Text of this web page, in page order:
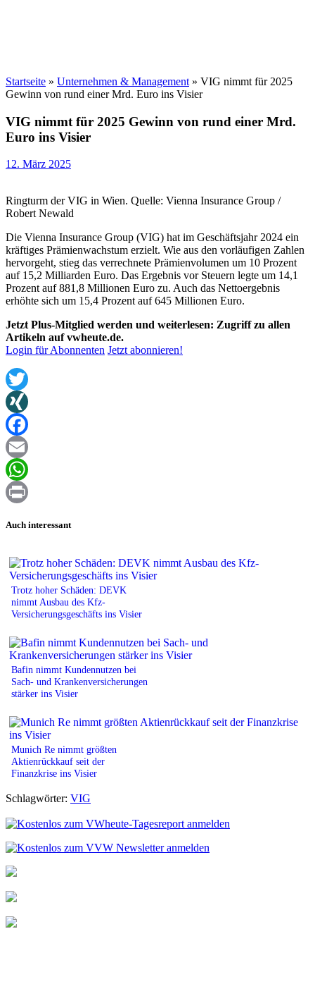
Startseite » Unternehmen & Management » VIG nimmt für 2025
Gewinn von rund einer Mrd. Euro ins Visier
VIG nimmt für 2025 Gewinn von rund einer Mrd.
Euro ins Visier
12. März 2025
Ringturm der VIG in Wien. Quelle: Vienna Insurance Group /
Robert Newald
Die Vienna Insurance Group (VIG) hat im Geschäftsjahr 2024 ein
kräftiges Prämienwachstum erzielt. Wie aus den vorläufigen Zahlen
hervorgeht, stieg das verrechnete Prämienvolumen um 10 Prozent
auf 15,2 Milliarden Euro. Das Ergebnis vor Steuern legte um 14,1
Prozent auf 881,8 Millionen Euro zu. Auch das Nettoergebnis
erhöhte sich um 15,4 Prozent auf 645 Millionen Euro.
Jetzt Plus-Mitglied werden und weiterlesen: Zugriff zu allen
Artikeln auf vwheute.de.
Login für Abonnenten Jetzt abonnieren!
Twitter
XING
Facebook
Email
WhatsApp
Auch interessant
Trotz hoher Schäden: DEVK
nimmt Ausbau des Kfz-
Versicherungsgeschäfts ins Visier
Bafin nimmt Kundennutzen bei
Sach- und Krankenversicherungen
stärker ins Visier
Munich Re nimmt größten
Aktienrückkauf seit der
Finanzkrise ins Visier
Schlagwörter: VIG